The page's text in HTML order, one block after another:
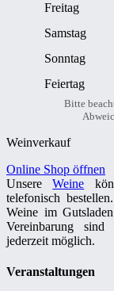
Freitag
Samstag
Sonntag
Feiertag
Bitte
Weinverkauf
Online Shop öffnen
UnsereWeine
telefonisch
Weine im
Vereinbarung
jederzeit möglich.
Veranstaltungen